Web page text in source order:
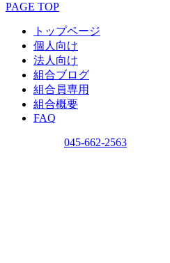
PAGE TOP
トップページ
個人向け
法人向け
組合ブログ
組合員専用
組合概要
FAQ
045-662-2563